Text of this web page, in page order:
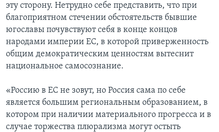
эту сторону. Нетрудно себе представить, что при
благоприятном стечении обстоятельств бывшие
югославы почувствуют себя в конце концов
народами империи ЕС, в которой приверженность
общим демократическим ценностям вытеснит
национальное самосознание.
«Россию в ЕС не зовут, но Россия сама по себе
является большим региональным образованием, в
котором при наличии материального прогресса и в
случае торжества плюрализма могут остыть